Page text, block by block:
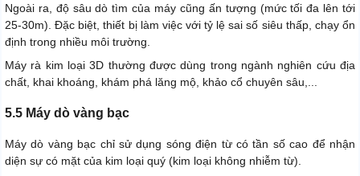
Ngoài ra, độ sâu dò tìm của máy cũng ấn tượng (mức tối đa lên tới
25-30m). Đặc biệt, thiết bị làm việc với tỷ lệ sai số siêu thấp, chạy ổn
định trong nhiều môi trường.
Máy rà kim loại 3D thường được dùng trong ngành nghiên cứu địa
chất, khai khoáng, khám phá lăng mộ, khảo cổ chuyên sâu,...
5.5 Máy dò vàng bạc
Máy dò vàng bạc chỉ sử dụng sóng điện từ có tần số cao để nhận
diện sự có mặt của kim loại quý (kim loại không nhiễm từ).